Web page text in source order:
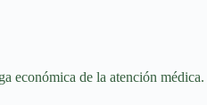
económica de la atención médica.